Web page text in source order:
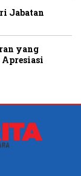
Jabatan
yang
Apresiasi